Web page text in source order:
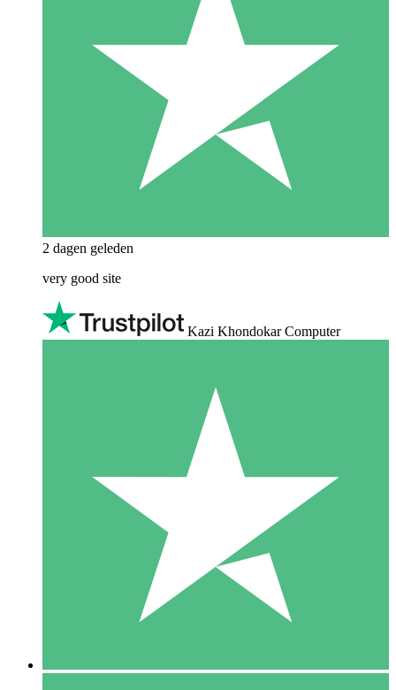
2 dagen geleden
very good site
Kazi Khondokar Computer